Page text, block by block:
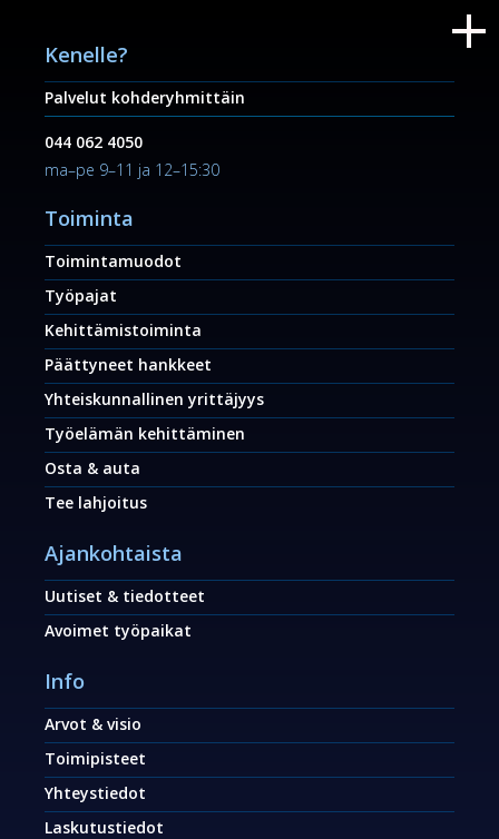
Kenelle?
Palvelut kohderyhmittäin
044 062 4050
ma–pe 9–11 ja 12–15:30
Toiminta
Toimintamuodot
Työpajat
Kehittämistoiminta
Päättyneet hankkeet
Yhteiskunnallinen yrittäjyys
Työelämän kehittäminen
Osta & auta
Tee lahjoitus
Ajankohtaista
Uutiset & tiedotteet
Avoimet työpaikat
Info
Arvot & visio
Toimipisteet
Yhteystiedot
Laskutustiedot